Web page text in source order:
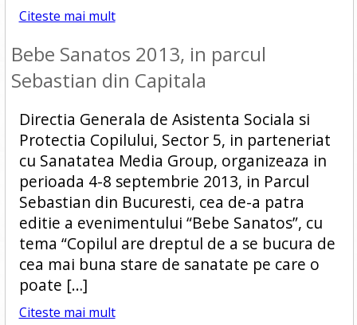
Citeste mai mult
Bebe Sanatos 2013, in parcul
Sebastian din Capitala
Directia Generala de Asistenta Sociala si
Protectia Copilului, Sector 5, in parteneriat
cu Sanatatea Media Group, organizeaza in
perioada 4-8 septembrie 2013, in Parcul
Sebastian din Bucuresti, cea de-a patra
editie a evenimentului “Bebe Sanatos”, cu
tema “Copilul are dreptul de a se bucura de
cea mai buna stare de sanatate pe care o
poate […]
Citeste mai mult